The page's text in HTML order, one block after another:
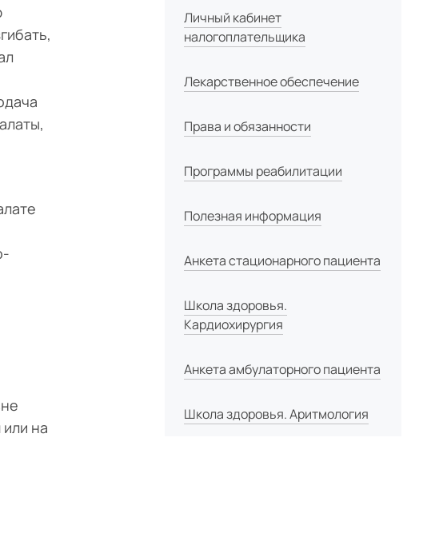
Личный кабинет
налогоплательщика
Лекарственное обеспечение
Права и обязанности
Программы реабилитации
Полезная информация
Анкета стационарного пациента
Школа здоровья.
Кардиохирургия
Анкета амбулаторного пациента
Школа здоровья. Аритмология
на